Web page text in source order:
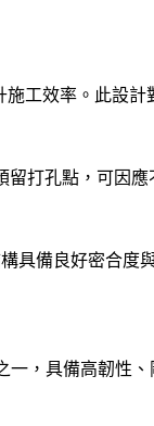
工效率。此設
打孔點，可因
具備良好密合度
一，具備高韌性